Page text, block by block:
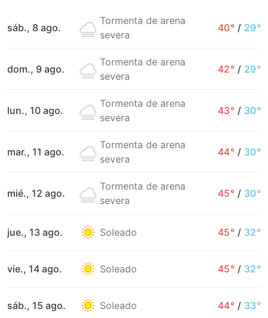
sáb., 8 ago.
Tormenta de arena
severa
40° / 29°
dom., 9 ago.
Tormenta de arena
severa
42° / 29°
lun., 10 ago.
Tormenta de arena
severa
43° / 30°
mar., 11 ago.
Tormenta de arena
severa
44° / 30°
mié., 12 ago.
Tormenta de arena
severa
45° / 30°
jue., 13 ago. Soleado 45° / 32°
vie., 14 ago. Soleado 45° / 32°
sáb., 15 ago. Soleado 44° / 33°